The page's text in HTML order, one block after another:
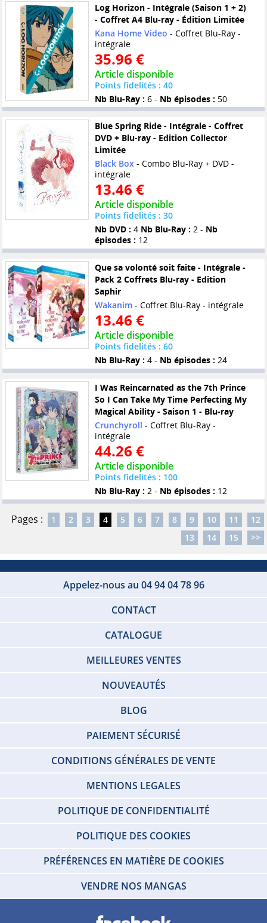
Log Horizon - Intégrale (Saison 1 + 2)
- Coffret A4 Blu-ray - Édition Limitée
Kana Home Video - Coffret Blu-Ray -
intégrale
35.96 €
Article disponible
Points fidelités : 40
Nb Blu-Ray : 6 - Nb épisodes : 50
Blue Spring Ride - Intégrale - Coffret
DVD + Blu-ray - Edition Collector
Limitée
Black Box- Combo Blu-Ray + DVD -
intégrale
13.46 €
Article disponible
Points fidelités : 30
Nb DVD : 4 Nb Blu-Ray : 2 - Nb
épisodes : 12
Que sa volonté soit faite - Intégrale -
Pack 2 Coffrets Blu-ray - Edition
Saphir
Wakanim- Coffret Blu-Ray - intégrale
13.46 €
Article disponible
Points fidelités : 60
Nb Blu-Ray : 4 - Nb épisodes : 24
I Was Reincarnated as the 7th Prince
So I Can Take My Time Perfecting My
Magical Ability - Saison 1 - Blu-ray
Crunchyroll - Coffret Blu-Ray -
intégrale
44.26 €
Article disponible
Points fidelités : 100
Nb Blu-Ray : 2 - Nb épisodes : 12
Pages : 1 2 3 4 5 6 7 8 9 10 11
12
13
14 15 >>
Appelez-nous au 04 94 04 78 96
CONTACT
CATALOGUE
MEILLEURES VENTES
NOUVEAUTÉS
BLOG
PAIEMENT SÉCURISÉ
CONDITIONS GÉNÉRALES DE VENTE
MENTIONS LEGALES
POLITIQUE DE CONFIDENTIALITÉ
POLITIQUE DES COOKIES
PRÉFÉRENCES EN MATIÈRE DE COOKIES
VENDRE NOS MANGAS